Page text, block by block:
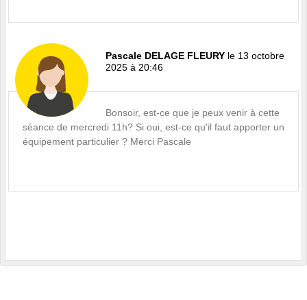
Pascale DELAGE FLEURY le 13 octobre
2025 à 20:46
Bonsoir, est-ce que je peux venir à cette
séance de mercredi 11h? Si oui, est-ce qu'il faut apporter un
équipement particulier ? Merci Pascale